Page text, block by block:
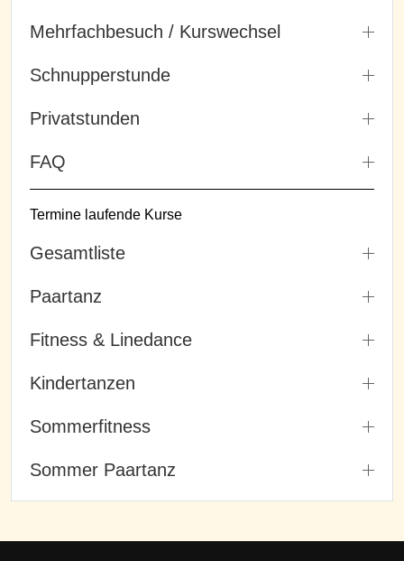
Mehrfachbesuch / Kurswechsel
Schnupperstunde
Privatstunden
FAQ
Termine laufende Kurse
Gesamtliste
Paartanz
Fitness & Linedance
Kindertanzen
Sommerfitness
Sommer Paartanz